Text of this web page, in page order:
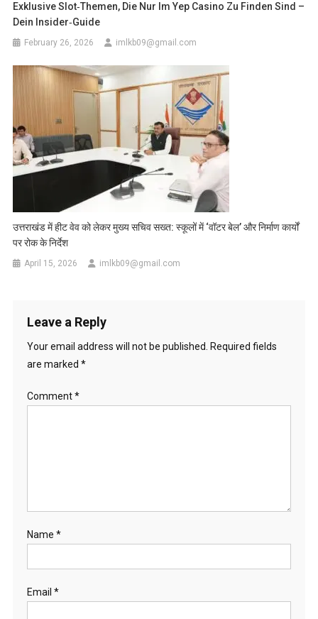
Exklusive Slot‑Themen, Die Nur Im Yep Casino Zu Finden Sind –
Dein Insider‑Guide
February 26, 2026 imlkb09@gmail.com
उत्तराखंड में हीट वेव को लेकर मुख्य सचिव सख्त: स्कूलों में ‘वॉटर बेल’ और निर्माण कार्यों
पर रोक के निर्देश
April 15, 2026 imlkb09@gmail.com
Leave a Reply
Your email address will not be published. Required fields
are marked *
Comment*
Name *
Email *